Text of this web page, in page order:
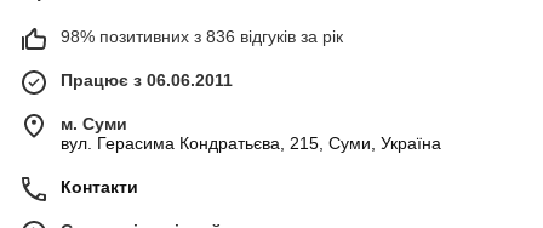
98% позитивних з 836 відгуків за рік
Працює з 06.06.2011
м. Суми
вул. Герасима Кондратьєва, 215, Суми, Україна
Контакти